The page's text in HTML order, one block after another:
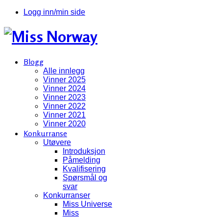
Logg inn/min side
Blogg
Alle innlegg
Vinner 2025
Vinner 2024
Vinner 2023
Vinner 2022
Vinner 2021
Vinner 2020
Konkurranse
Utøvere
Introduksjon
Påmelding
Kvalifisering
Spørsmål og
svar
Konkurranser
Miss Universe
Miss